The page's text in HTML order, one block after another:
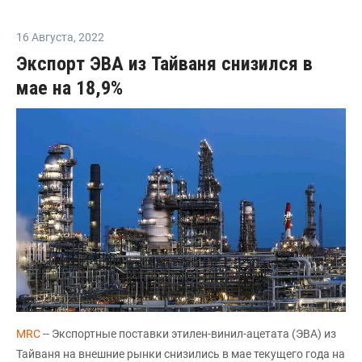
16 Августа, 2022
Экспорт ЭВА из Тайваня снизился в
мае на 18,9%
MRC-- Экспортные поставки этилен-винил-ацетата (ЭВА) из
Тайваня на внешние рынки снизились в мае текущего года на